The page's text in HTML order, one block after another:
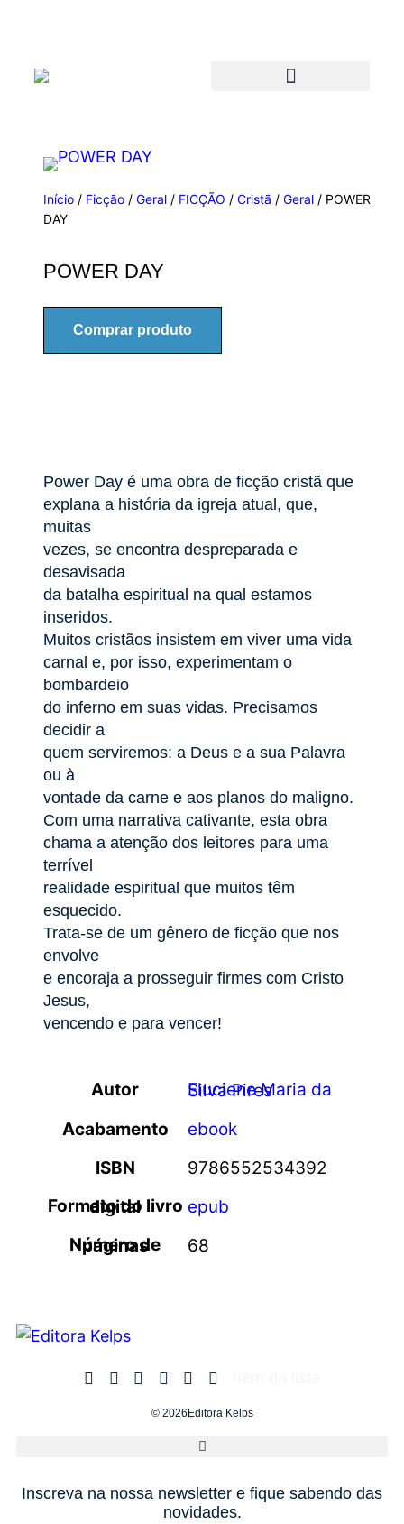
Início / Ficção /Geral / FICÇÃO /Cristã /Geral / POWER
DAY
POWER DAY
Comprar produto
Power Day é uma obra de ficção cristã que
explana a história da igreja atual, que,
muitas
vezes, se encontra despreparada e
desavisada
da batalha espiritual na qual estamos
inseridos.
Muitos cristãos insistem em viver uma vida
carnal e, por isso, experimentam o
bombardeio
do inferno em suas vidas. Precisamos
decidir a
quem serviremos: a Deus e a sua Palavra
ou à
vontade da carne e aos planos do maligno.
Com uma narrativa cativante, esta obra
chama a atenção dos leitores para uma
terrível
realidade espiritual que muitos têm
esquecido.
Trata-se de um gênero de ficção que nos
envolve
e encoraja a prosseguir firmes com Cristo
Jesus,
vencendo e para vencer!
Autor
Eluciene Maria da Silva Pires
Acabamento
ebook
ISBN
9786552534392
Formato do livro digital
epub
Número de páginas
68
© 2026Editora Kelps
Inscreva na nossa newsletter e fique sabendo das
novidades.